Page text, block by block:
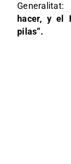
Generalitat:
hacer, y el
pilas”.